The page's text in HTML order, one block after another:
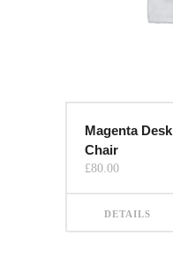
Magenta Desk
Chair
£80.00
DETAILS